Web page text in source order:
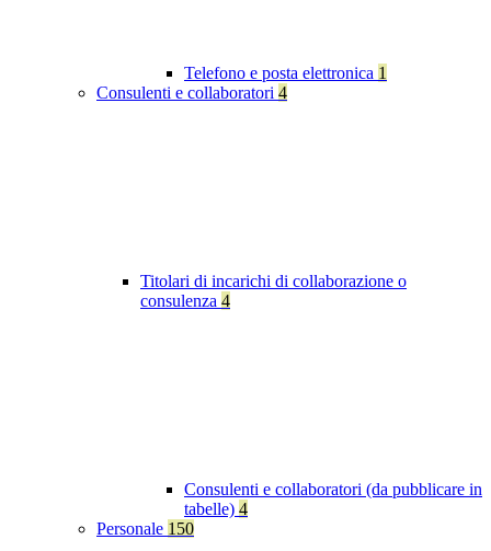
Telefono e posta elettronica 1
Consulenti e collaboratori 4
Titolari di incarichi di collaborazione o
consulenza 4
Consulenti e collaboratori (da pubblicare in
tabelle) 4
Personale 150